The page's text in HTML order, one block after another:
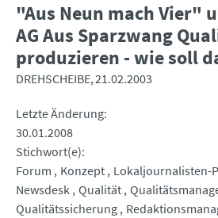
"Aus Neun mach Vier"
AG Aus Sparzwang
produzieren - wie soll
DREHSCHEIBE 21.02.2003
Letzte Änderung
30.01.2008
Stichwort(e)
Forum
Konzept Lokaljournalisten-
Newsdesk Qualität
Qualitätssicherung